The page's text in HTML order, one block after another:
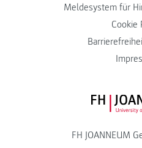
Meldesystem für
Cookie
FH JOANNEUM